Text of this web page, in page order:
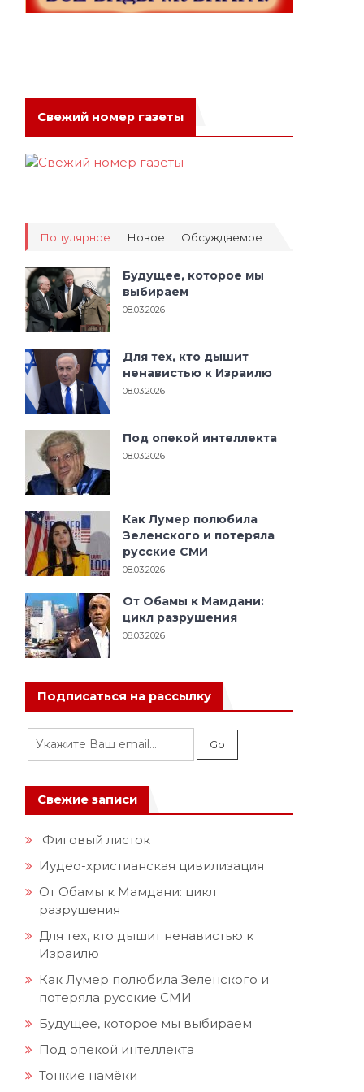
Свежий номер газеты
Популярное Новое Обсуждаемое
Будущее, которое мы
выбираем
08.03.2026
Для тех, кто дышит
ненавистью к Израилю
08.03.2026
Под опекой интеллекта
08.03.2026
Как Лумер полюбила
Зеленского и потеряла
русские СМИ
08.03.2026
От Обамы к Мамдани:
цикл разрушения
08.03.2026
Подписаться на рассылку
Свежие записи
Фиговый листок
Иудео-христианская цивилизация
От Обамы к Мамдани: цикл
разрушения
Для тех, кто дышит ненавистью к
Израилю
Как Лумер полюбила Зеленского и
потеряла русские СМИ
Будущее, которое мы выбираем
Под опекой интеллекта
Тонкие намёки